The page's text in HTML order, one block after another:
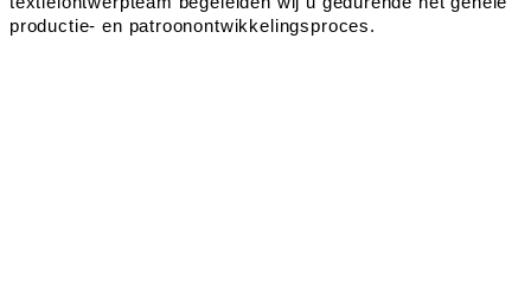
productie- en patroonontwikkelingsproces.